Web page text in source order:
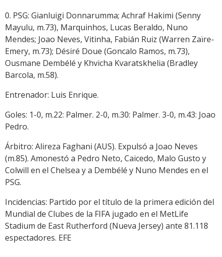
0. PSG: Gianluigi Donnarumma; Achraf Hakimi (Senny
Mayulu, m.73), Marquinhos, Lucas Beraldo, Nuno
Mendes; Joao Neves, Vitinha, Fabián Ruiz (Warren Zaïre-
Emery, m.73); Désiré Doue (Goncalo Ramos, m.73),
Ousmane Dembélé y Khvicha Kvaratskhelia (Bradley
Barcola, m.58).
Entrenador: Luis Enrique.
Goles: 1-0, m.22: Palmer. 2-0, m.30: Palmer. 3-0, m.43: Joao
Pedro.
Árbitro: Alireza Faghani (AUS). Expulsó a Joao Neves
(m.85). Amonestó a Pedro Neto, Caicedo, Malo Gusto y
Colwill en el Chelsea y a Dembélé y Nuno Mendes en el
PSG.
Incidencias: Partido por el título de la primera edición del
Mundial de Clubes de la FIFA jugado en el MetLife
Stadium de East Rutherford (Nueva Jersey) ante 81.118
espectadores. EFE